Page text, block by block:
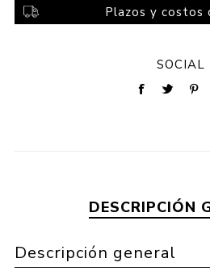
Plazos y costos
SOCIAL
DESCRIPCIÓN
Descripción general